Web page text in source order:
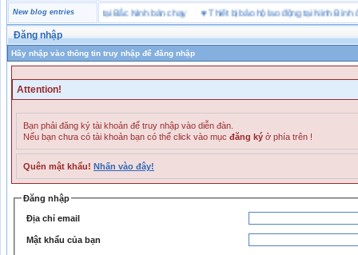
New blog entries
hiệu giày bảo hộ tại Bắc Ninh bán chạy♥ Thiết bị bảo hộ lao động tại Ninh Bình ở
Đăng nhập
Hãy nhập vào thông tin truy nhập để đăng nhập
Attention!
Bạn phải đăng ký tài khoản để truy nhập vào diễn đàn.
Nếu bạn chưa có tài khoản bạn có thể click vào mục đăng ký ở phía trên !
Quên mật khẩu! Nhấn vào đây!
Đăng nhập
Địa chỉ email
Mật khẩu của bạn